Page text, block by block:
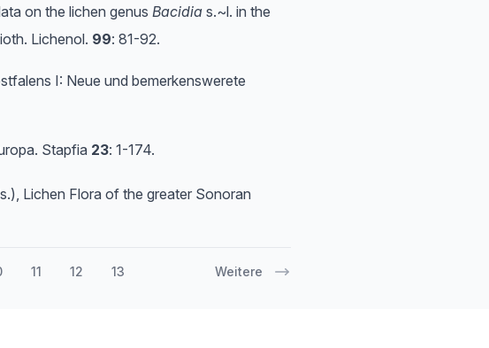
on the lichen genus Bacidias.~l. in the
Lichenol. 99: 81-92.
I: Neue und bemerkenswerete
Stapfia 23: 1-174.
Lichen Flora of the greater Sonoran
11 12 13 Weitere